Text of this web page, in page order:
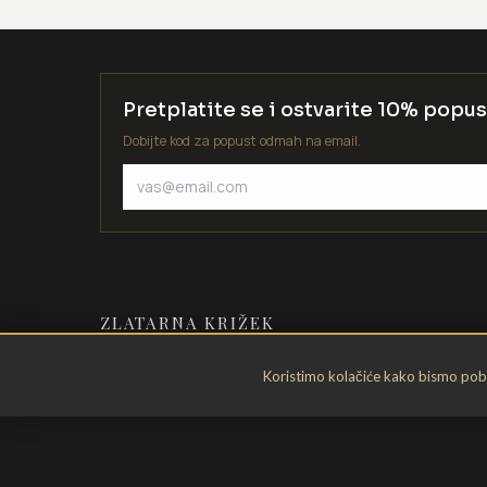
Koristimo kolačiće kako bismo
Pretplatite se i ostvarite 10%
Dobijte kod za popust odmah na email.
ZLATARNA KRIŽEK